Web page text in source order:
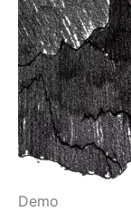
Demo